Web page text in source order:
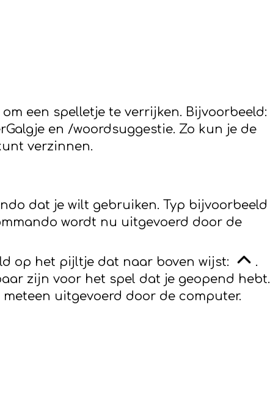
een spelletje te verrijken. Bijvoorbeeld:
en /woordsuggestie. Zo kun je de
verzinnen.
dat je wilt gebruiken. Typ bijvoorbeeld
wordt nu uitgevoerd door de
op het pijltje dat naar boven wijst:
.
zijn voor het spel dat je geopend hebt.
uitgevoerd door de computer.